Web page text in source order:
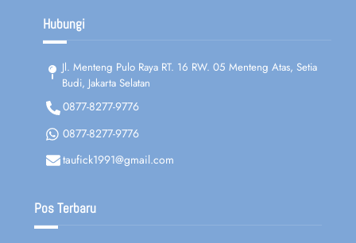
Hubungi
Jl. Menteng Pulo Raya RT. 16 RW. 05 Menteng Atas, Setia
Budi, Jakarta Selatan
0877-8277-9776
0877-8277-9776
taufick1991@gmail.com
Pos Terbaru